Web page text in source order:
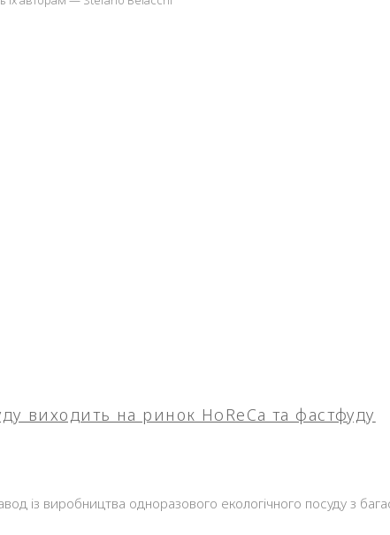
виходить на ринок HoReCa та фастфуду
із виробництва одноразового екологічного посуду з